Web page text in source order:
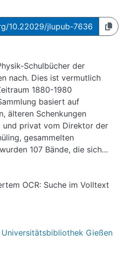
10.22029/jlupub-7636
Schulbücher der
nach. Dies ist vermutlich
1880-1980
basiert auf
älteren Schenkungen
und privat vom Direktor der
gesammelten
107 Bände, die sich
Sammlung ist bisher nur in
(Stand: 2.1.2007).
OCR: Suche im Volltext
Gießen